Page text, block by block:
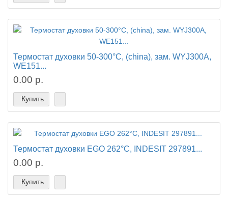
Термостат духовки 50-300°C, (china), зам. WYJ300A,
WE151...
0.00 р.
Купить
Термостат духовки EGO 262°C, INDESIT 297891...
0.00 р.
Купить